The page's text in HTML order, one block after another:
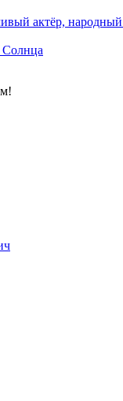
актёр,
Солнца